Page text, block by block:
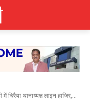
में चिरैया थानाध्यक्ष लाइन हाजिर,...